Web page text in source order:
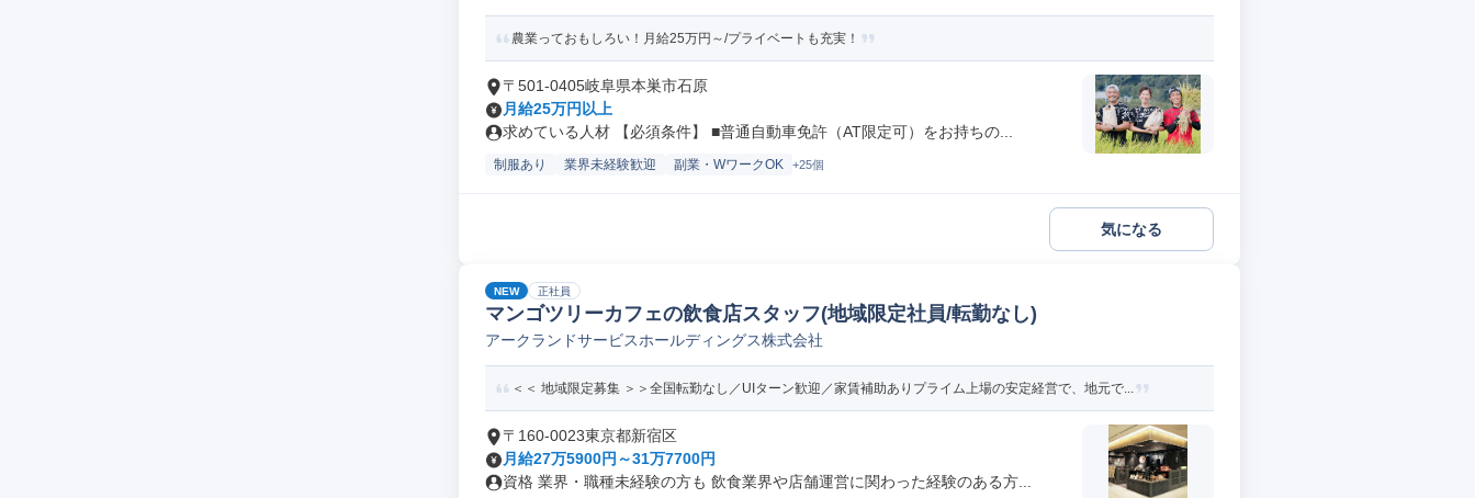
農業っておもしろい！月給25万円～/プライベートも充実！
〒501-0405岐阜県本巣市石原
月給25万円以上
求めている人材 【必須条件】 ■普通自動車免許（AT限定可）をお持ちの...
制服あり 業界未経験歓迎 副業・WワークOK +25個
気になる
NEW 正社員
マンゴツリーカフェの飲食店スタッフ(地域限定社員/転勤なし)
アークランドサービスホールディングス株式会社
＜＜ 地域限定募集 ＞＞全国転勤なし／UIターン歓迎／家賃補助ありプライム上場の安定経営で、地元で...
〒160-0023東京都新宿区
月給27万5900円～31万7700円
資格 業界・職種未経験の方も 飲食業界や店舗運営に関わった経験のある方...